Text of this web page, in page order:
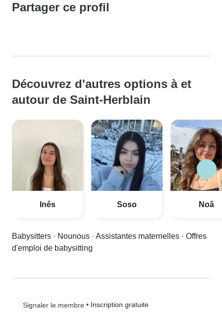
Partager ce profil
Découvrez d'autres options à et
autour de Saint-Herblain
Inês Soso Noâ
Babysitters · Nounous · Assistantes maternelles · Offres
d'emploi de babysitting
Signaler le membre• Inscription gratuite